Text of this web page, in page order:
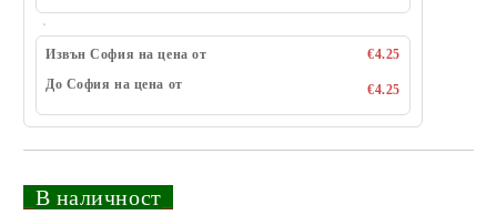
Извън София на цена от
€4.25
До София на цена от
€4.25
В наличност